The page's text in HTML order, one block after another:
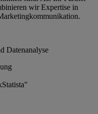
wir Expertise in
Datenanalyse